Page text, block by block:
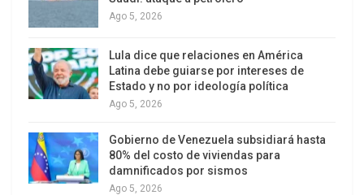
Lamentablemente no hubo continuidad en la tarea
de desfujimorizar el Estado y la política. Hoy han
regresado todos ellos contaminando la política
nacional; ha sido mediante un proceso en donde
fueron copando y controlando instituciones
básica para el sistema democrático: Tribunal
Constitucional, Fiscalía, prensa independiente,
asegurándose siempre mayoría congresal; todo
Ago 5, 2026
Lula dice que relaciones en América
Latina debe guiarse por intereses de
Estado y no por ideología política
Ago 5, 2026
Gobierno de Venezuela subsidiará hasta
80% del costo de viviendas para
damnificados por sismos
Ago 5, 2026